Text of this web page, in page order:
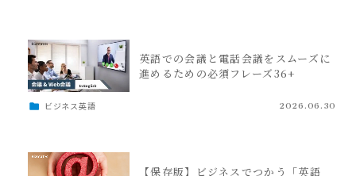
英語での会議と電話会議をスムーズに
進めるための必須フレーズ36+
ビジネス英語 2026.06.30
【保存版】ビジネスでつかう「英語